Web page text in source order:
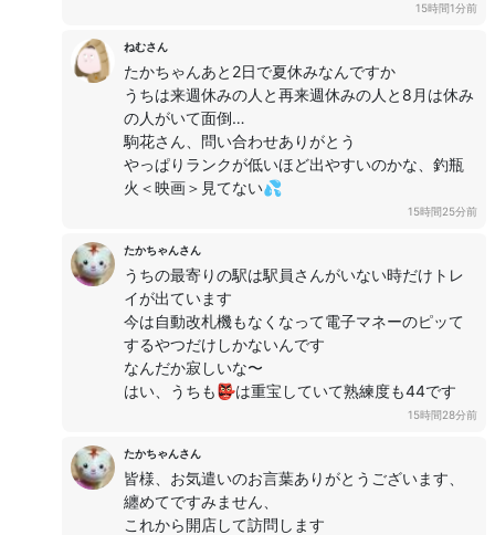
15時間1分前
ねむさん
たかちゃんあと2日で夏休みなんですか
うちは来週休みの人と再来週休みの人と8月は休み
の人がいて面倒…
駒花さん、問い合わせありがとう
やっぱりランクが低いほど出やすいのかな、釣瓶
火＜映画＞見てない💦
15時間25分前
たかちゃんさん
うちの最寄りの駅は駅員さんがいない時だけトレ
イが出ています
今は自動改札機もなくなって電子マネーのピッて
するやつだけしかないんです
なんだか寂しいな〜
はい、うちも👺は重宝していて熟練度も44です
15時間28分前
たかちゃんさん
皆様、お気遣いのお言葉ありがとうございます、
纏めてですみません、
これから開店して訪問します